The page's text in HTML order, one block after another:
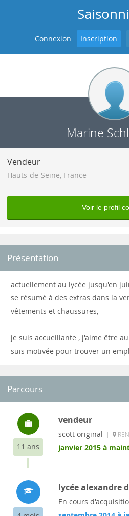
Connexion Inscription
Marine
Vendeur
Hauts-de-Seine, France
Voir le profil
Présentation
actuellement au lycée jusqu'en
se résumé à des extras dans la
vêtements et chaussures,
je suis accueillante , j'aime être
suis motivée pour trouver un
Parcours
11 ans
vendeur
scott original |
janvier 2015 à
lycée alexandre
En cours